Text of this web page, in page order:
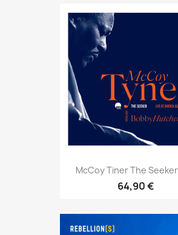
McCoy Tiner The
64,90 €